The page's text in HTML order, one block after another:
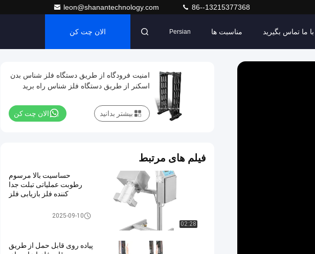
leon@shanantechnology.com 86--13215377368
با ما تماس بگیرید مناسبت ها Persian الان چت کن
امنيت فرودگاه از طریق دستگاه فلز شناس بدن
اسکنر از طريق دستگاه فلز شناس راه بريد
الان چت کن بیشتر بدانید
فیلم های مرتبط
02:28
حساسیت بالا مرسوم
رطوبت عملیاتی تبلت جدا
کننده فلز بازیابی فلز
جداکننده فلزی تبلت2025-09-10
پیاده روی قابل حمل از طریق